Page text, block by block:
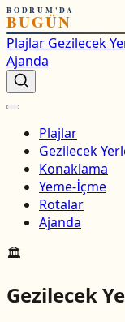
BODRUM'DA
BUGÜN
Plajlar Gezilecek
Ajanda
Plajlar
Gezilecek
Konaklama
Yeme-İçme
Rotalar
Ajanda
🏛️
Gezilecek